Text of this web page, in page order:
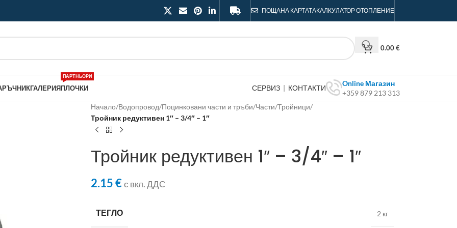
ПОЩАНА КАРТАТАКАЛКУЛАТОР ОТОПЛЕНИЕ
0.00€
ГАЛЕРИЯПЛОЧКИ
ПАРТНЬОРИ
СЕРВИЗ | КОНТАКТИ
Online Магазин
+359 879 213 313
Начало/Водопровод/Поцинковани части и тръби/Части/Тройници/
Тройник редуктивен 1″ – 3/4″ – 1″
Тройник редуктивен 1″ – 3/4″ – 1″
2.15€с вкл. ДДС
ТЕГЛО 2 кг